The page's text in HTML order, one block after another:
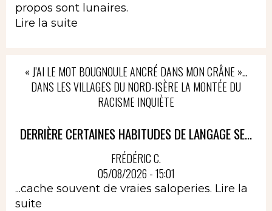
propos sont lunaires.
Lire la suite
« J’AI LE MOT BOUGNOULE ANCRÉ DANS MON CRÂNE »…
DANS LES VILLAGES DU NORD-ISÈRE LA MONTÉE DU
RACISME INQUIÈTE
DERRIÈRE CERTAINES HABITUDES DE LANGAGE SE...
FRÉDÉRIC C.
05/08/2026 - 15:01
...cache souvent de vraies saloperies. Lire la
suite